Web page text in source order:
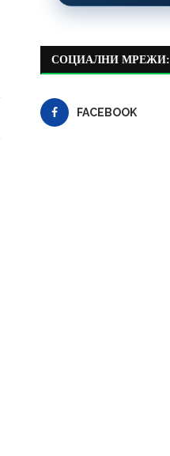
СОЦИАЛНИ МРЕЖИ:
FACEBOOK